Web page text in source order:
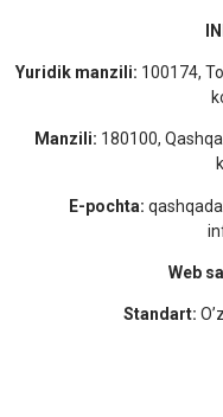
Yuridik manzili: 100174,
Manzili: 180100,
E-pochta:
Web
Standart: